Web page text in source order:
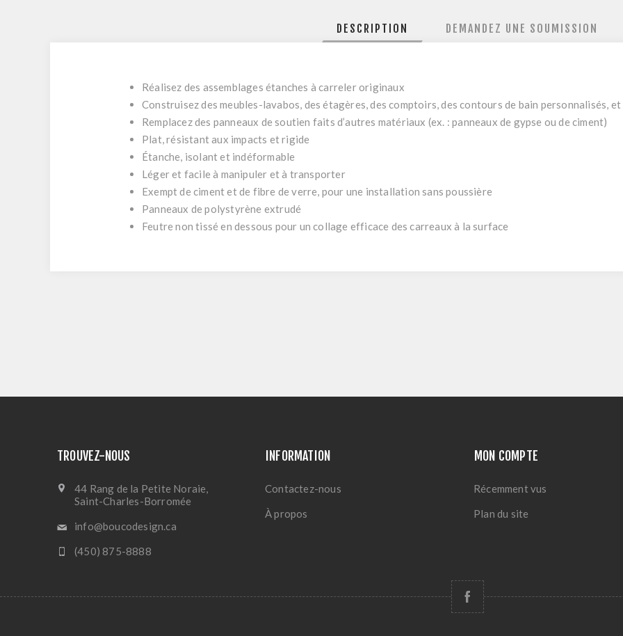
DESCRIPTION DEMANDEZ UNE SOUMISSION
Réalisez des assemblages étanches à carreler originaux
Construisez des meubles-lavabos, des étagères, des comptoirs, des contours de bain personnalisés, et
Remplacez des panneaux de soutien faits d’autres matériaux (ex. : panneaux de gypse ou de ciment)
Plat, résistant aux impacts et rigide
Étanche, isolant et indéformable
Léger et facile à manipuler et à transporter
Exempt de ciment et de fibre de verre, pour une installation sans poussière
Panneaux de polystyrène extrudé
Feutre non tissé en dessous pour un collage efficace des carreaux à la surface
TROUVEZ-NOUS
44 Rang de la Petite Noraie,
Saint-Charles-Borromée
info@boucodesign.ca
(450) 875-8888
INFORMATION
Contactez-nous
À propos
MON COMPTE
Récemment vus
Plan du site